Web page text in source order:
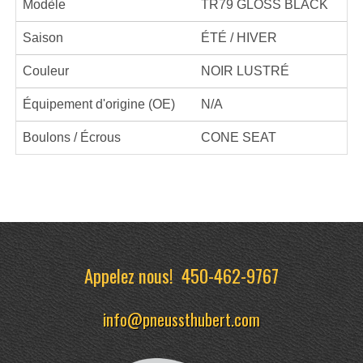
Modèle TR79 GLOSS BLACK
Saison ÉTÉ / HIVER
Couleur NOIR LUSTRÉ
Équipement d'origine (OE) N/A
Boulons / Écrous CONE SEAT
Appelez nous!450-462-9767
info@pneussthubert.com